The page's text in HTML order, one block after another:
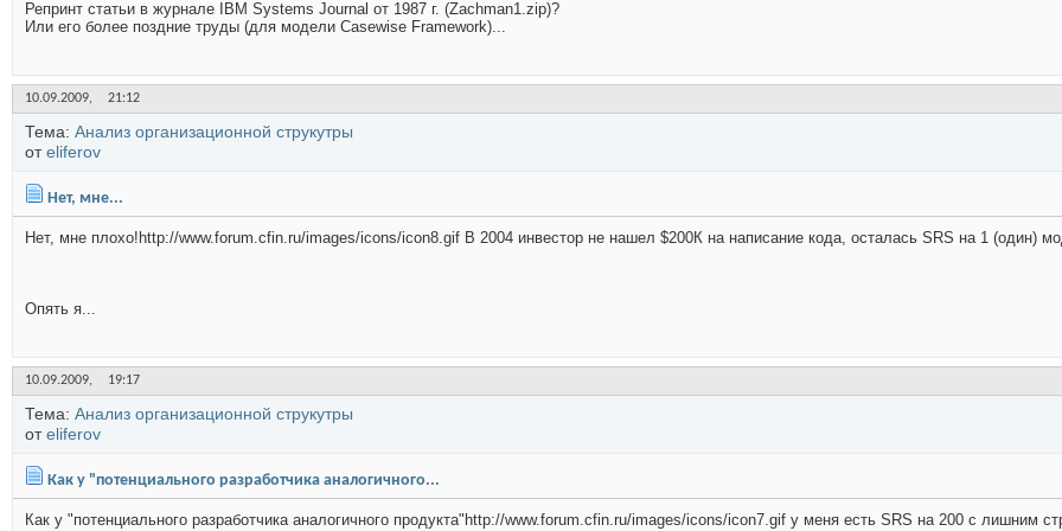
Репринт статьи в журнале IBM Systems Journal от 1987 г. (Zachman1.zip)?
Или его более поздние труды (для модели Casewise Framework)...
10.09.2009, 21:12
Тема: Анализ организационной струкутры
отeliferov
Нет, мне...
Нет, мне плохо!http://www.forum.cfin.ru/images/icons/icon8.gif В 2004 инвестор не нашел $200К на написание кода, осталась SRS на 1 (один)
Опять я...
10.09.2009, 19:17
Тема: Анализ организационной струкутры
отeliferov
Как у "потенциального разработчика аналогичного...
Как у "потенциального разработчика аналогичного продукта"http://www.forum.cfin.ru/images/icons/icon7.gif у меня есть SRS на 200 с лишним